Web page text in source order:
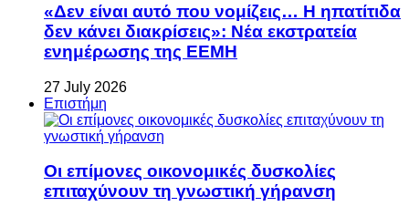
«Δεν είναι αυτό που νομίζεις… Η ηπατίτιδα
δεν κάνει διακρίσεις»: Νέα εκστρατεία
ενημέρωσης της ΕΕΜΗ
27 July 2026
Επιστήμη
Οι επίμονες οικονομικές δυσκολίες
επιταχύνουν τη γνωστική γήρανση